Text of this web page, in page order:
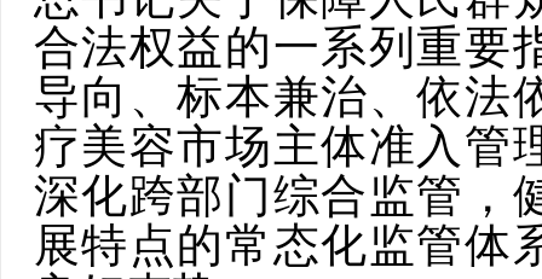
合法权益的一系列重要
导向、标本兼治、依法
疗美容市场主体准入管
深化跨部门综合监管，
展特点的常态化监管体